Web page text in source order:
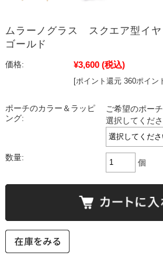
ムラーノグラス スクエア型イ
ゴールド
価格: ¥3,600 (税込)
[ポイント還元 360ポイン
ポーチのカラー＆ラッピ
ング:
ご希望のポー
選択してくださ
数量:
個